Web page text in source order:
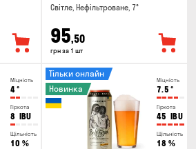
Світле, Нефільтроване, 7°
95,50
грн за 1 шт
Міцність
4°
Гіркота
8 IBU
Щільність
10 %
Міцність
7.5 °
Гіркота
45 IBU
Щільність
18 %
Тільки онлайн
Новинка